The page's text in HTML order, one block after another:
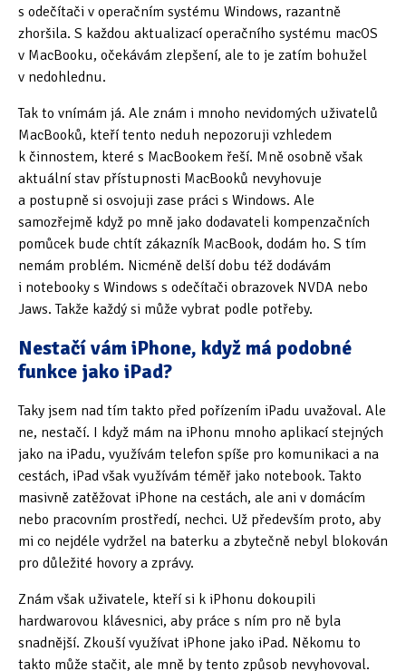
s odečítači v operačním systému Windows, razantně
zhoršila. S každou aktualizací operačního systému macOS
v MacBooku, očekávám zlepšení, ale to je zatím bohužel
v nedohlednu.
Tak to vnímám já. Ale znám i mnoho nevidomých uživatelů
MacBooků, kteří tento neduh nepozoruji vzhledem
k činnostem, které s MacBookem řeší. Mně osobně však
aktuální stav přístupnosti MacBooků nevyhovuje
a postupně si osvojuji zase práci s Windows. Ale
samozřejmě když po mně jako dodavateli kompenzačních
pomůcek bude chtít zákazník MacBook, dodám ho. S tím
nemám problém. Nicméně delší dobu též dodávám
i notebooky s Windows s odečítači obrazovek NVDA nebo
Jaws. Takže každý si může vybrat podle potřeby.
Nestačí vám iPhone, když má podobné
funkce jako iPad?
Taky jsem nad tím takto před pořízením iPadu uvažoval. Ale
ne, nestačí. I když mám na iPhonu mnoho aplikací stejných
jako na iPadu, využívám telefon spíše pro komunikaci a na
cestách, iPad však využívám téměř jako notebook. Takto
masivně zatěžovat iPhone na cestách, ale ani v domácím
nebo pracovním prostředí, nechci. Už především proto, aby
mi co nejdéle vydržel na baterku a zbytečně nebyl blokován
pro důležité hovory a zprávy.
Znám však uživatele, kteří si k iPhonu dokoupili
hardwarovou klávesnici, aby práce s ním pro ně byla
snadnější. Zkouší využívat iPhone jako iPad. Někomu to
takto může stačit, ale mně by tento způsob nevyhovoval.